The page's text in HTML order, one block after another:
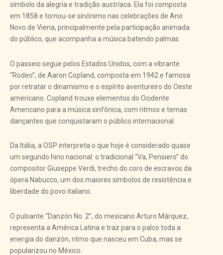
símbolo da alegria e tradição austríaca. Ela foi composta
em 1858 e tornou-se sinônimo nas celebrações de Ano
Novo de Viena, principalmente pela participação animada
do público, que acompanha a música batendo palmas.
O passeio segue pelos Estados Unidos, com a vibrante
“Rodeo”, de Aaron Copland, composta em 1942 e famosa
por retratar o dinamismo e o espírito aventureiro do Oeste
americano. Copland trouxe elementos do Ocidente
Americano para a música sinfônica, com ritmos e temas
dançantes que conquistaram o público internacional.
Da Itália, a OSP interpreta o que hoje é considerado quase
um segundo hino nacional: o tradicional “Va, Pensiero” do
compositor Giuseppe Verdi, trecho do coro de escravos da
ópera Nabucco, um dos maiores símbolos de resistência e
liberdade do povo italiano.
O pulsante “Danzón No. 2”, do mexicano Arturo Márquez,
representa a América Latina e traz para o palco toda a
energia do danzón, ritmo que nasceu em Cuba, mas se
popularizou no México.